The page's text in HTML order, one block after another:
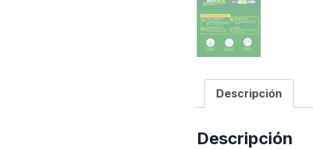
Descripción
Descripción